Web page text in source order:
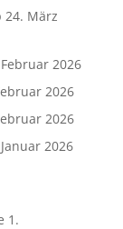
24. März
2026
2026
2026
2026
1.